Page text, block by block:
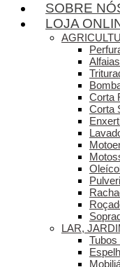
SOBRE
LOJA
Corta
Corta
LAR,
Tubos